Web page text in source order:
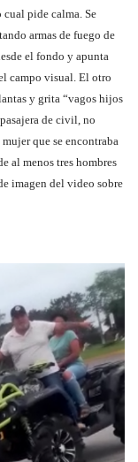
cual pide calma. Se
armas de fuego de
el fondo y apunta
campo visual. El otro
y grita “vagos hijos
de civil, no
que se encontraba
al menos tres hombres
imagen del video sobre